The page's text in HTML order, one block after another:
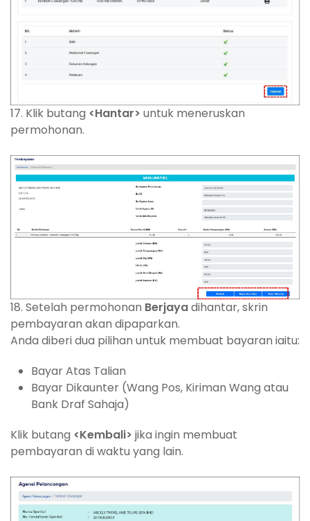
17. Klik butang <Hantar> untuk meneruskan
permohonan.
18. Setelah permohonan Berjayadihantar, skrin
pembayaran akan dipaparkan.
Anda diberi dua pilihan untuk membuat bayaran iaitu:
Bayar Atas Talian
Bayar Dikaunter (Wang Pos, Kiriman Wang atau
Bank Draf Sahaja)
Klik butang <Kembali> jika ingin membuat
pembayaran di waktu yang lain.